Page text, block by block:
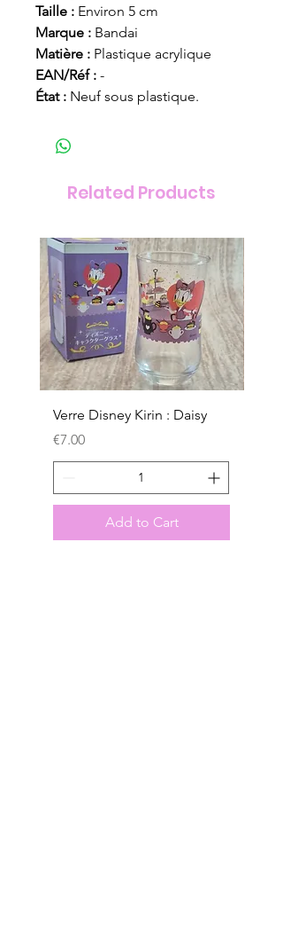
Taille : Environ 5 cm
Marque : Bandai
Matière : Plastique acrylique
EAN/Réf : -
État : Neuf sous plastique.
Related Products
Verre Disney Kirin : Daisy
Price
€7.00
Add to Cart